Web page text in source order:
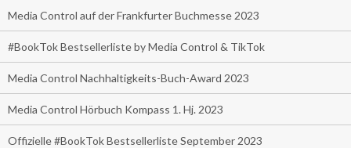
Media Control auf der Frankfurter Buchmesse 2023
#BookTok Bestsellerliste by Media Control & TikTok
Media Control Nachhaltigkeits-Buch-Award 2023
Media Control Hörbuch Kompass 1. Hj. 2023
Offizielle #BookTok Bestsellerliste September 2023